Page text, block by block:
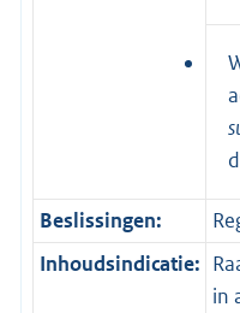
Beslissingen:
Inhoudsindicatie:
in